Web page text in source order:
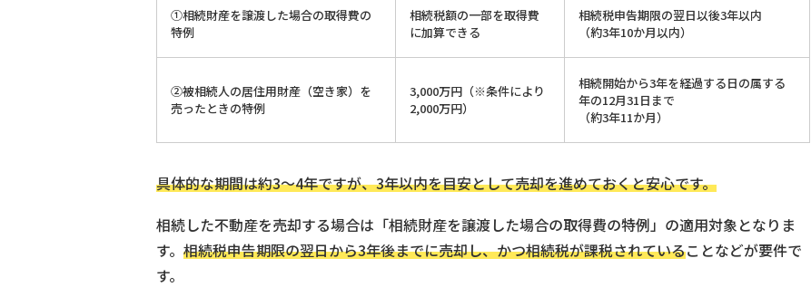
①相続財産を譲渡した場合の取得費の
特例
相続税額の一部を取得費
に加算できる
相続税申告期限の翌日以後3年以内
（約3年10か月以内）
②被相続人の居住用財産（空き家）を
売ったときの特例
3,000万円（※条件により
2,000万円）
相続開始から3年を経過する日の属する
年の12月31日まで
（約3年11か月）
具体的な期間は約3〜4年ですが、3年以内を目安として売却を進めておくと安心です。
相続した不動産を売却する場合は「相続財産を譲渡した場合の取得費の特例」の適用対象となりま
す。 相続税申告期限の翌日から3年後までに売却し、かつ相続税が課税されていることなどが要件で
す。